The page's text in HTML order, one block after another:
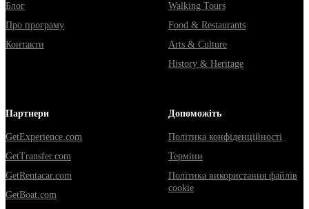
Блог
Про програму
Контакти
Walking Tours
Food & Restaurants
Arts & Culture
History & Heritage
Партнери
GetExperience.com
GetTransfer.com
GetRentacar.com
GetBoat.com
Допоможіть
Політика конфіденційності
Терміни
Політика використання файлів
cookie